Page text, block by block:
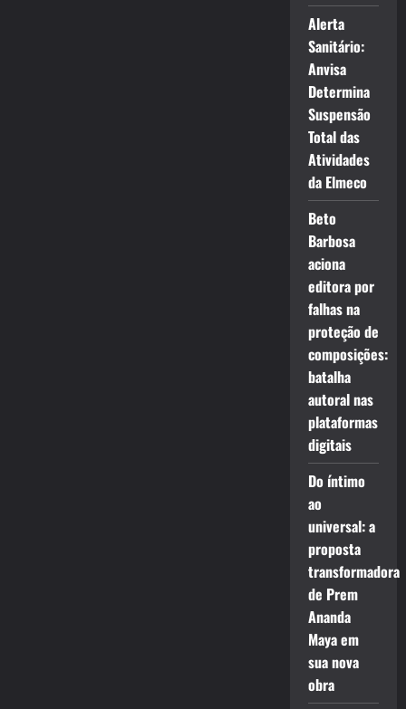
Alerta
Sanitário:
Anvisa
Determina
Suspensão
Total das
Atividades
da Elmeco
Beto
Barbosa
aciona
editora por
falhas na
proteção de
composições:
batalha
autoral nas
plataformas
digitais
Do íntimo
ao
universal: a
proposta
transformadora
de Prem
Ananda
Maya em
sua nova
obra